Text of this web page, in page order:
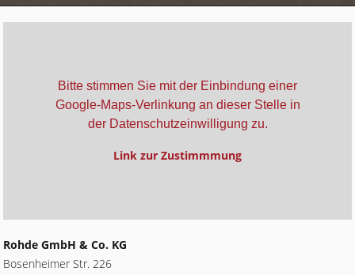
Bitte stimmen Sie mit der Einbindung einer
Google-Maps-Verlinkung an dieser Stelle in
der Datenschutzeinwilligung zu.
Link zur Zustimmmung
Rohde GmbH & Co. KG
Bosenheimer Str. 226